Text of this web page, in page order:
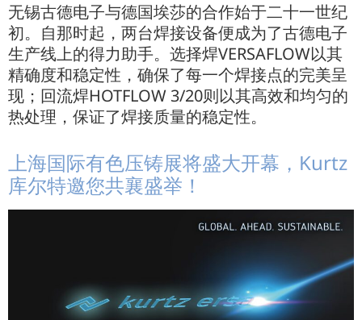
无锡古德电子与德国埃莎的合作始于二十一世纪
初。自那时起，两台焊接设备便成为了古德电子
生产线上的得力助手。选择焊VERSAFLOW以其
精确度和稳定性，确保了每一个焊接点的完美呈
现；回流焊HOTFLOW 3/20则以其高效和均匀的
热处理，保证了焊接质量的稳定性。
上海国际有色压铸展将盛大开幕，Kurtz
库尔特邀您共襄盛举！